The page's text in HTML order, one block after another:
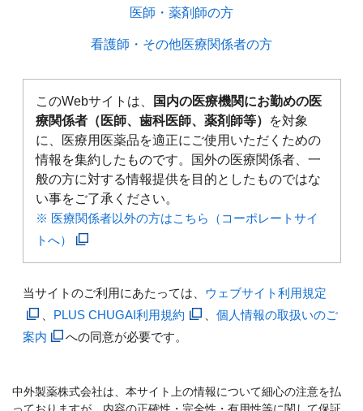
医師・薬剤師の方​
看護師・その他医療関係者の方​
このWebサイトは、
国内の医療機関にお勤めの医
療関係者（医師、歯科医師、薬剤師等）
を対象
に、医療用医薬品を適正にご使用いただくための
情報を集約したものです。国外の医療関係者、一
般の方に対する情報提供を目的としたものではな
い事をご了承ください。
※ 医療関係者以外の方はこちら（コーポレートサイ
トへ）
当サイトのご利用にあたっては、 ウェブサイト利用規定
PLUS CHUGAI利用規約
個人情報の取扱いのご
案内
への同意が必要です。
中外製薬株式会社は、本サイト上の情報について細心の注意を払
っておりますが、内容の正確性・完全性・有用性等に関して保証